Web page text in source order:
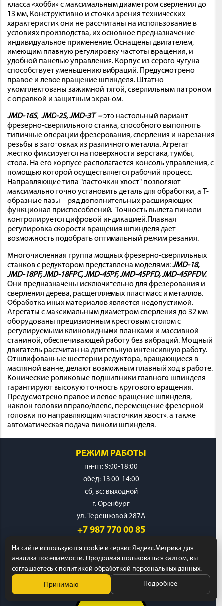
класса «хобби» с максимальным диаметром сверления до
13 мм, Конструктивно и сточки зрения технических
характеристик они не рассчитаны на использование в
условиях производства, их основное предназначение –
индивидуальное применение. Оснащены двигателем,
имеющим плавную регулировку частоты вращения, и
удобной панелью управления. Корпус из серого чугуна
способствует уменьшению вибраций. Предусмотрено
правое и левое вращение шпинделя. Штатно
укомплектованы зажимной тягой, сверлильным патроном
с оправкой и защитным экраном.
JMD-16S, JMD-2S, JMD-3T –это настольный вариант
фрезерно-сверлильного станка, способного выполнять
типичные операции фрезерования, сверления и нарезания
резьбы в заготовках из различного металла. Агрегат
жестко фиксируется на поверхности верстака, тумбы,
стола. На его корпусе располагается консоль управления, с
помощью которой осуществляется рабочий процесс.
Направляющие типа "ласточкин хвост" позволяют
максимально точно установить деталь для обработки, а Т-
образные пазы – ряд дополнительных расширяющих
функционал приспособлений. Точность вылета пиноли
контролируется цифровой индикацией.Плавная
регулировка скорости вращения шпинделя дает
возможность подобрать оптимальный режим резания.
Многочисленная группа мощных фрезерно-сверлильных
станков с редуктором представлена моделями:JMD-18,
JMD-18PF, JMD-18FPC, JMD-45PF, JMD-45PFD, JMD-45PFDV.
Они предназначены исключительно для фрезерования и
сверления дерева, расщепляемых пластмасс и металлов.
Обработка иных материалов является недопустимой.
Агрегаты с максимальным диаметром сверления до 32 мм
оборудованы прецизионным крестовым столом с
регулируемыми клиновидными планками и массивной
станиной, обеспечивающей работу без вибраций. Мощный
двигатель рассчитан на длительную интенсивную работу.
Отшлифованные шестерни редуктора, вращающиеся в
масляной ванне, делают возможным плавный ход в работе.
Конические роликовые подшипники главного шпинделя
гарантируют высокую точность кругового вращения.
Предусмотрено правое и левое вращение шпинделя,
наклон головки вправо/влево, перемещение фрезерной
головки по направляющим «ласточкин хвост», а также
автоматическая подача пиноли шпинделя.
РЕЖИМ РАБОТЫ
пн-пт: 9:00-18:00
обед: 13:00-14:00
cб, вс: выходной
г. Оренбург
ул. Терешковой 287А
+7 987 770 00 85
На сайте используются cookie и сервис Яндекс.Метрика для
анализа посещаемости. Продолжая пользоваться сайтом, вы
соглашаетесь с политикой обработкой персональных данных.
Принимаю Подробнее